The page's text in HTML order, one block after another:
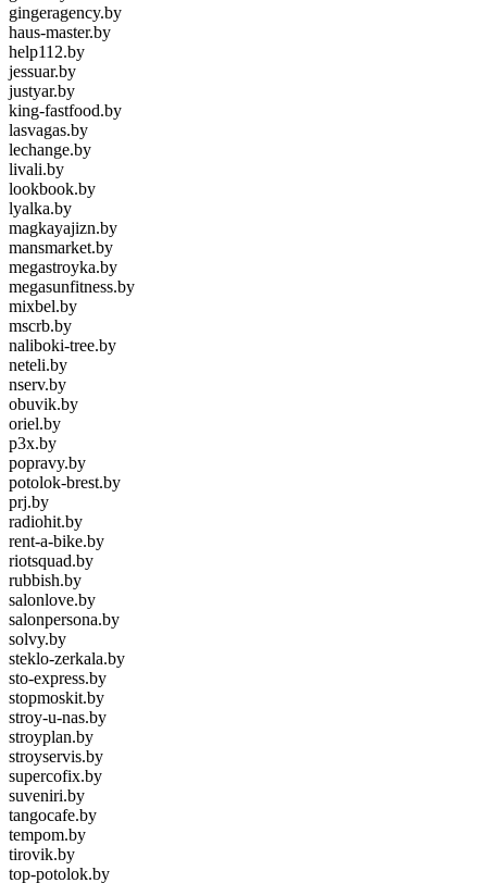
gingeragency.by
haus-master.by
help112.by
jessuar.by
justyar.by
king-fastfood.by
lasvagas.by
lechange.by
livali.by
lookbook.by
lyalka.by
magkayajizn.by
mansmarket.by
megastroyka.by
megasunfitness.by
mixbel.by
mscrb.by
naliboki-tree.by
neteli.by
nserv.by
obuvik.by
oriel.by
p3x.by
popravy.by
potolok-brest.by
prj.by
radiohit.by
rent-a-bike.by
riotsquad.by
rubbish.by
salonlove.by
salonpersona.by
solvy.by
steklo-zerkala.by
sto-express.by
stopmoskit.by
stroy-u-nas.by
stroyplan.by
stroyservis.by
supercofix.by
suveniri.by
tangocafe.by
tempom.by
tirovik.by
top-potolok.by